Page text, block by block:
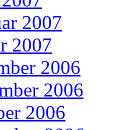
2007
2007
2006
2006
2006